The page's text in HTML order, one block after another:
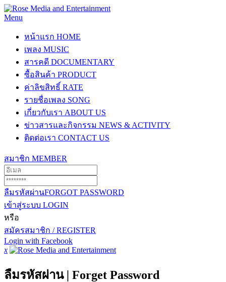
Menu
หน้าแรก HOME
เพลง MUSIC
สารคดี DOCUMENTARY
ซื้อสินค้า PRODUCT
ค่าลิขสิทธิ์ RATE
รายชื่อเพลง SONG
เกี่ยวกับเรา ABOUT US
ข่าวสารและกิจกรรม NEWS & ACTIVITY
ติดต่อเรา CONTACT US
สมาชิก MEMBER
ลืมรหัสผ่านFORGOT PASSWORD
เข้าสู่ระบบ LOGIN
หรือ
สมัครสมาชิก / REGISTER
Login with Facebook
x
ลืมรหัสผ่าน | Forget Password